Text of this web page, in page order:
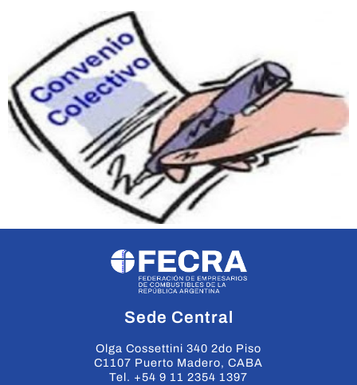
Sede Central
Olga Cossettini 340 2do Piso
C1107 Puerto Madero, CABA
Tel. +54 9 11 2354 1397